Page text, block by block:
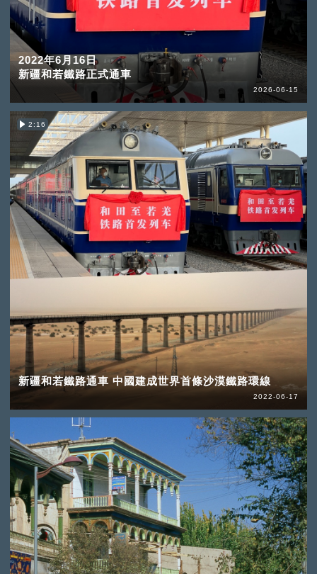
2022年6月16日
新疆和若鐵路正式通車
2026-06-15
2:16
新疆和若鐵路通車 中國建成世界首條沙漠鐵路環線
2022-06-17